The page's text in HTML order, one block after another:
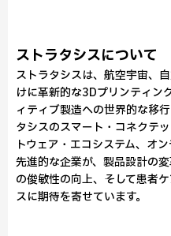
ストラタシスについて
ストラタシスは、航空宇宙、
けに革新的な3Dプリンティン
ィティブ製造への世界的な移
タシスのスマート・コネクテ
トウェア・エコシステム、オ
先進的な企業が、製品設計の
の俊敏性の向上、そして患者
スに期待を寄せています。